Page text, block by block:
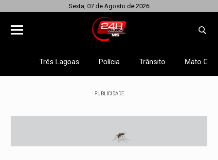
Sexta, 07 de Agosto de 2026
Três Lagoas Polícia Trânsito Mato
PUBLICIDADE